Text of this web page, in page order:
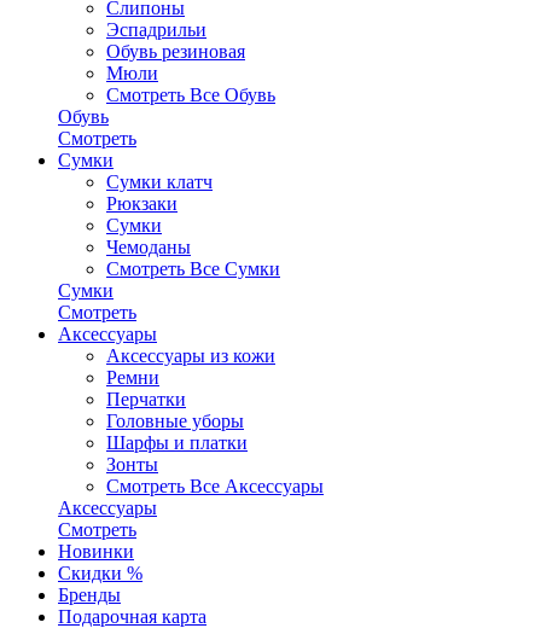
Слипоны
Эспадрильи
Обувь резиновая
Мюли
Смотреть Все Обувь
Обувь
Смотреть
Сумки
Сумки клатч
Рюкзаки
Сумки
Чемоданы
Смотреть Все Сумки
Сумки
Смотреть
Аксессуары
Аксессуары из кожи
Ремни
Перчатки
Головные уборы
Шарфы и платки
Зонты
Смотреть Все Аксессуары
Аксессуары
Смотреть
Новинки
Скидки %
Бренды
Подарочная карта